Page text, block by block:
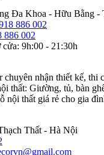
Đa Khoa - Hữu Bằng -
886 002
886 002
cửa: 9h:00 - 21:30h
nhận thiết kế, thi
thất: Giường, tủ, bàn
nội thất giá rẻ cho gia
Thất - Hà Nội